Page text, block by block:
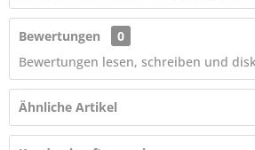
Bewertungen
0
Bewertungen lesen, schreiben und
Ähnliche Artikel